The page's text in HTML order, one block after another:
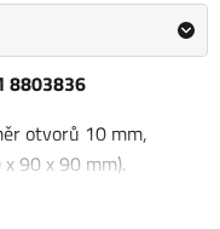
8803836
otvorů 10 mm,
90 x 90 mm).
5ks-P320, 5ks-P400